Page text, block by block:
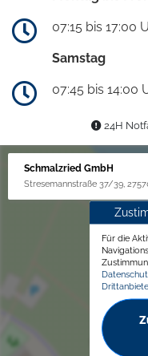
07:15 bis 17:00
Samstag
07:45 bis 14:00
24H
Schmalzried GmbH
Stresemannstraße 37/39,
Für die